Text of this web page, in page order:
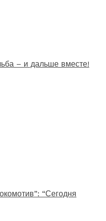
– и дальше вместе!
“Сегодня